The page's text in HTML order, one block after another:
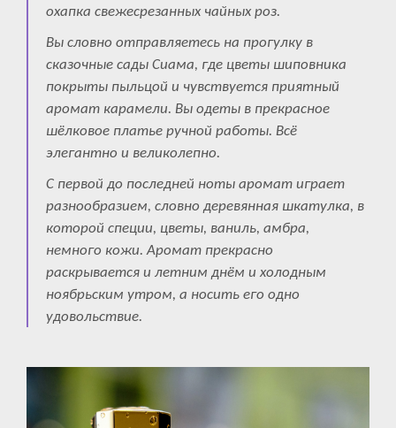
охапка свежесрезанных чайных роз.
Вы словно отправляетесь на прогулку в
сказочные сады Сиама, где цветы шиповника
покрыты пыльцой и чувствуется приятный
аромат карамели. Вы одеты в прекрасное
шёлковое платье ручной работы. Всё
элегантно и великолепно.
С первой до последней ноты аромат играет
разнообразием, словно деревянная шкатулка, в
которой специи, цветы, ваниль, амбра,
немного кожи. Аромат прекрасно
раскрывается и летним днём и холодным
ноябрьским утром, а носить его одно
удовольствие.